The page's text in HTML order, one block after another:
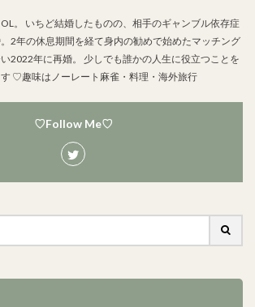
。 いちど結婚したものの、相手のギャンブル依存症
2年の休息期間を経て身内の勧めで始めたマッチング
2022年に再婚。 少しでも誰かの人生に役立つことを
♡趣味はノーレート麻雀・料理・海外旅行
♡Follow Me♡